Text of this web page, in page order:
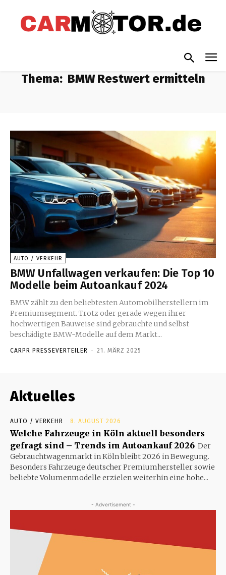
Thema: BMW Restwert ermitteln
AUTO / VERKEHR
BMW Unfallwagen verkaufen: Die Top 10
Modelle beim Autoankauf 2024
BMW zählt zu den beliebtesten Automobilherstellern im
Premiumsegment. Trotz oder gerade wegen ihrer
hochwertigen Bauweise sind gebrauchte und selbst
beschädigte BMW-Modelle auf dem Markt...
CARPR PRESSEVERTEILER - 21. MÄRZ 2025
Aktuelles
AUTO / VERKEHR 8. AUGUST 2026
Welche Fahrzeuge in Köln aktuell besonders
gefragt sind – Trends im Autoankauf 2026 Der
Gebrauchtwagenmarkt in Köln bleibt 2026 in Bewegung.
Besonders Fahrzeuge deutscher Premiumhersteller sowie
beliebte Volumenmodelle erzielen weiterhin eine hohe...
- Advertisement -